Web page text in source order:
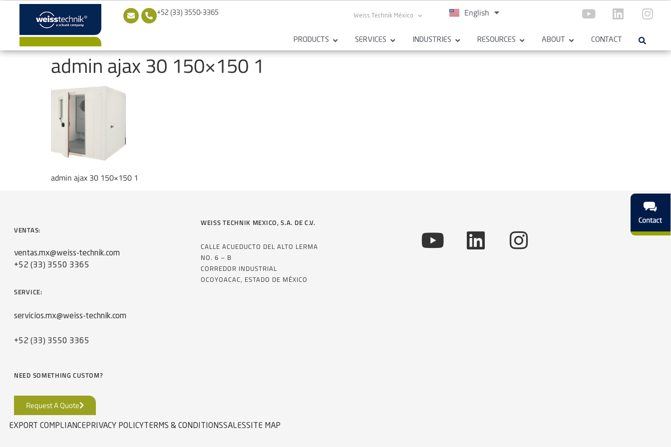
+52 (33) 3550-3365 Weiss Technik México English
Español
PRODUCTS SERVICES INDUSTRIES RESOURCES ABOUT CONTACT
admin ajax 30 150×150 1
admin ajax 30 150×150 1
VENTAS:
ventas.mx@weiss-technik.com
+52 (33) 3550 3365
SERVICE:
servicios.mx@weiss-technik.com
+52 (33) 3550 3365
NEED SOMETHING CUSTOM?
Request A Quote
WEISS TECHNIK MEXICO, S.A. DE C.V.
CALLE ACUEDUCTO DEL ALTO LERMA
NO. 6 – B
CORREDOR INDUSTRIAL
OCOYOACAC, ESTADO DE MÉXICO
EXPORT COMPLIANCEPRIVACY POLICY TERMS & CONDITIONSSALESSITE MAP